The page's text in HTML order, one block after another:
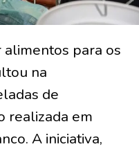
para os
na
de
realizada em
A iniciativa,